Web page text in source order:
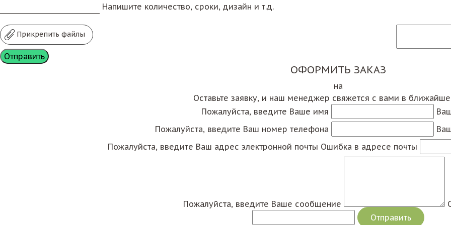
Напишите количество, сроки, дизайн и т.д.
Прикрепить файлы
ОФОРМИТЬ ЗАКАЗ
на
Оставьте заявку, и наш менеджер свяжется с вами в
Пожалуйста, введите Ваше имя
Пожалуйста, введите Ваш номер телефона
Пожалуйста, введите Ваш адрес электронной почты Ошибка в адресе почты
Пожалуйста, введите Ваше сообщение